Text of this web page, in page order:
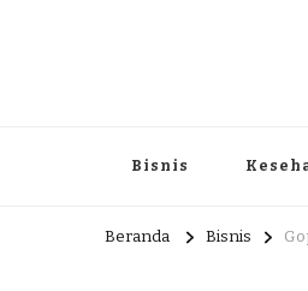
Bisnis
Beranda Bisnis